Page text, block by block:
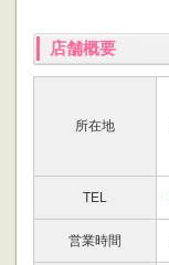
店舗概要
所在地
TEL
営業時間